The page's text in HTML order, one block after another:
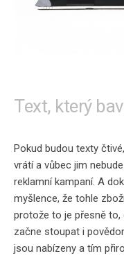
Text, který
Pokud budou texty čtivé
vrátí a vůbec jim
reklamní kampaní. A
myšlence, že tohle
protože to je přesně to,
začne stoupat i
jsou nabízeny a tím